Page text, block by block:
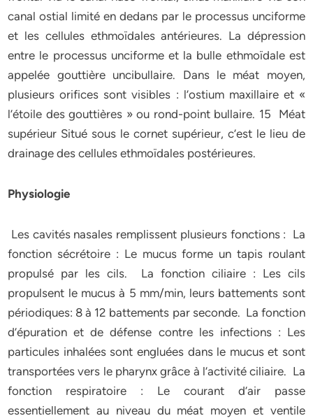
canal ostial limité en dedans par le processus unciforme
et les cellules ethmoïdales antérieures. La dépression
entre le processus unciforme et la bulle ethmoïdale est
appelée gouttière uncibullaire. Dans le méat moyen,
plusieurs orifices sont visibles : l’ostium maxillaire et «
l’étoile des gouttières » ou rond-point bullaire. 15 Méat
supérieur Situé sous le cornet supérieur, c’est le lieu de
drainage des cellules ethmoïdales postérieures.
Physiologie
Les cavités nasales remplissent plusieurs fonctions : La
fonction sécrétoire : Le mucus forme un tapis roulant
propulsé par les cils. La fonction ciliaire : Les cils
propulsent le mucus à 5 mm/min, leurs battements sont
périodiques: 8 à 12 battements par seconde. La fonction
d’épuration et de défense contre les infections : Les
particules inhalées sont engluées dans le mucus et sont
transportées vers le pharynx grâce à l’activité ciliaire. La
fonction respiratoire : Le courant d’air passe
essentiellement au niveau du méat moyen et ventile